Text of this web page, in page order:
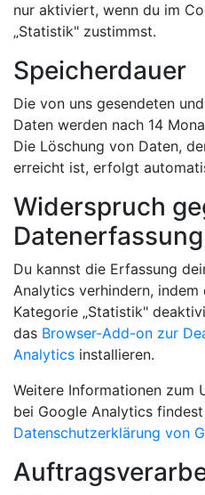
nur aktiviert, wenn du im
„Statistik" zustimmst.
Speicherdauer
Die von uns gesendeten
Daten werden nach 14
Die Löschung von Daten,
erreicht ist, erfolgt
Widerspruch
Datenerfassung
Du kannst die Erfassung
Analytics verhindern,
Kategorie „Statistik"
das Browser-Add-on zur
Analytics installieren.
Weitere Informationen zum
bei Google Analytics
Datenschutzerklärung von